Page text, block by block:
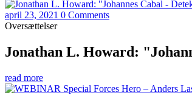
april 23, 2021 0 Comments
Oversættelser
Jonathan L. Howard:
read more